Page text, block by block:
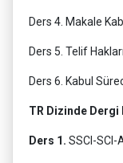
Ders 4. Makale
Ders 5. Telif
Ders 6. Kabul
TR Dizinde
Ders 1. SSCI-SCI-